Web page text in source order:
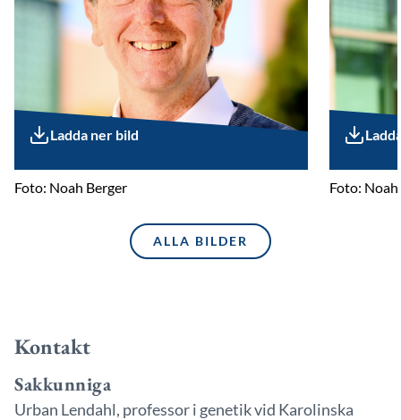
Ladda ner bild
Foto: Noah Berger Foto:
ALLA BILDER
Kontakt
Sakkunniga
Urban Lendahl, professor i genetik vid Karolinska